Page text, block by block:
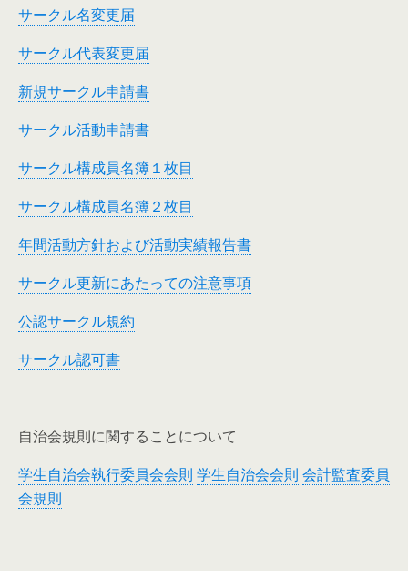
サークル名変更届
サークル代表変更届
新規サークル申請書
サークル活動申請書
サークル構成員名簿１枚目
サークル構成員名簿２枚目
年間活動方針および活動実績報告書
サークル更新にあたっての注意事項
公認サークル規約
サークル認可書
自治会規則に関することについて
学生自治会執行委員会会則 学生自治会会則 会計監査委員
会規則